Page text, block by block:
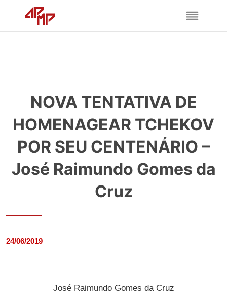
NOVA TENTATIVA DE
HOMENAGEAR TCHEKOV
POR SEU CENTENÁRIO –
José Raimundo Gomes da
Cruz
24/06/2019
José Raimundo Gomes da Cruz